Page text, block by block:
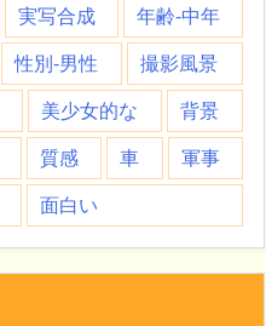
実写合成
年齢-中年
性別-男性
撮影風景
美少女的な
背景
質感 車
軍事
面白い